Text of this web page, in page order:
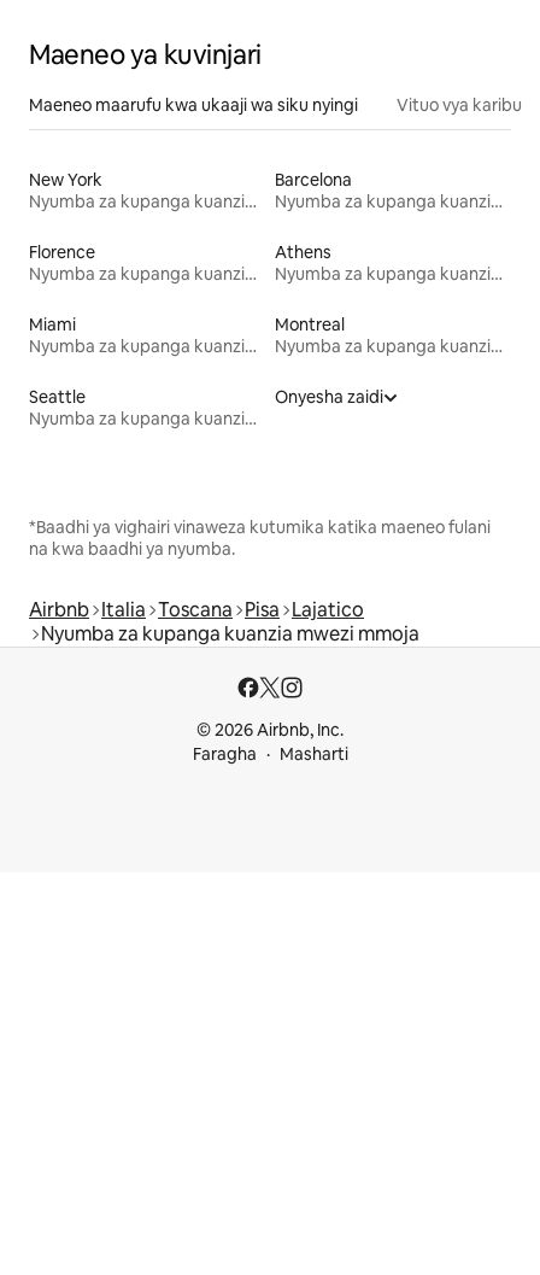
Maeneo ya kuvinjari
Maeneo maarufu kwa ukaaji wa siku nyingi Vituo vya karibu
New York
Nyumba za kupanga kuanzia mwezi mmoja
Barcelona
Nyumba za kupanga kuanzia mwezi mmoja
Florence
Nyumba za kupanga kuanzia mwezi mmoja
Athens
Nyumba za kupanga kuanzia mwezi mmoja
Miami
Nyumba za kupanga kuanzia mwezi mmoja
Montreal
Nyumba za kupanga kuanzia mwezi mmoja
Seattle
Nyumba za kupanga kuanzia mwezi mmoja
Onyesha zaidi
*Baadhi ya vighairi vinaweza kutumika katika maeneo fulani
na kwa baadhi ya nyumba.
Airbnb Italia Toscana Pisa Lajatico
Nyumba za kupanga kuanzia mwezi mmoja
© 2026 Airbnb, Inc.
Faragha
Masharti